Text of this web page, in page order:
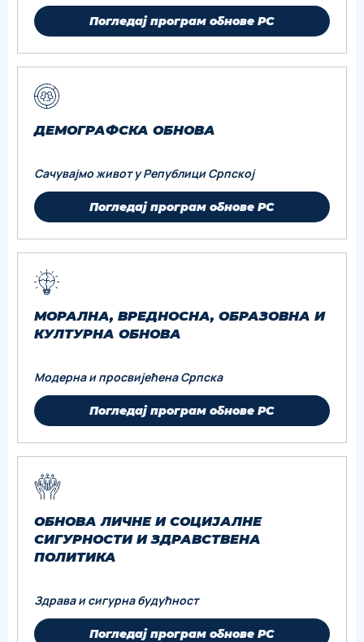
Погледај програм обнове РС
ДЕМОГРАФСКА ОБНОВА
Сачувајмо живот у Републици Српској
Погледај програм обнове РС
МОРАЛНА, ВРЕДНОСНА, ОБРАЗОВНА И
КУЛТУРНА ОБНОВА
Модерна и просвијећена Српска
Погледај програм обнове РС
ОБНОВА ЛИЧНЕ И СОЦИЈАЛНЕ
СИГУРНОСТИ И ЗДРАВСТВЕНА
ПОЛИТИКА
Здрава и сигурна будућност
Погледај програм обнове РС